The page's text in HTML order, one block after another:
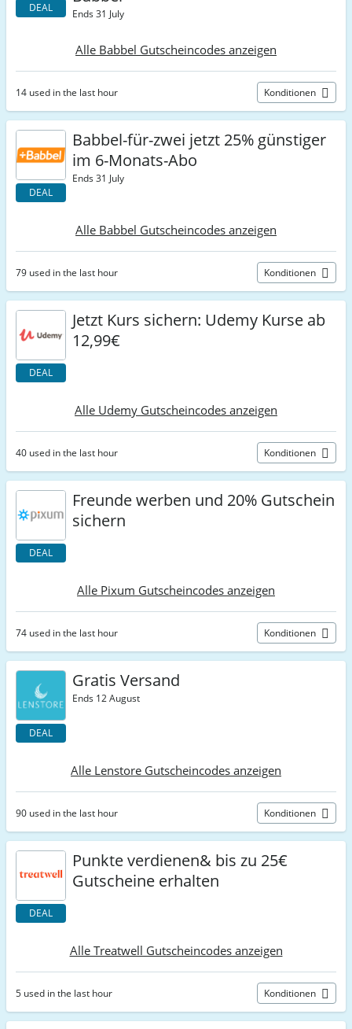
DEAL Ends 31 July
Alle Babbel Gutscheincodes anzeigen
14 used in the last hour Konditionen
DEAL
Babbel-für-zwei jetzt 25% günstiger
im 6-Monats-Abo
Ends 31 July
Alle Babbel Gutscheincodes anzeigen
79 used in the last hour Konditionen
DEAL
Jetzt Kurs sichern: Udemy Kurse ab
12,99€
Alle Udemy Gutscheincodes anzeigen
40 used in the last hour Konditionen
DEAL
Freunde werben und 20% Gutschein
sichern
Alle Pixum Gutscheincodes anzeigen
74 used in the last hour Konditionen
DEAL
Gratis Versand
Ends 12 August
Alle Lenstore Gutscheincodes anzeigen
90 used in the last hour Konditionen
DEAL
Punkte verdienen& bis zu 25€
Gutscheine erhalten
Alle Treatwell Gutscheincodes anzeigen
5 used in the last hour Konditionen